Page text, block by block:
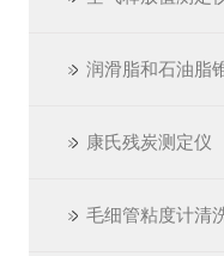
润滑脂和石油脂
康氏残炭测定仪
毛细管粘度计清